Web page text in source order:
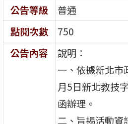
公告等級
普通
點閱次數
750
公告內容
說明：
一、依據新北
月5日新北教技
函辦理。
二、旨揭活動資